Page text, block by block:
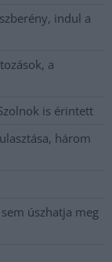
indul a
a
is érintett
három
úszhatja meg